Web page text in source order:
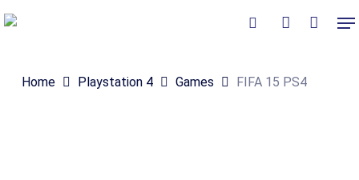
Skip
content
Home Playstation 4 Games FIFA 15 PS4